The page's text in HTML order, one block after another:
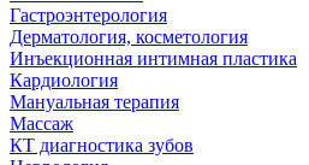
Гастроэнтерология
Дерматология, косметология
Инъекционная интимная пластика
Кардиология
Мануальная терапия
Массаж
КТ диагностика зубов